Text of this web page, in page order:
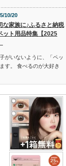
10/20
な家族に♪ふるさと納税
ット用品特集【2025
がいないように、「ペッ
す。 食べるのが大好き